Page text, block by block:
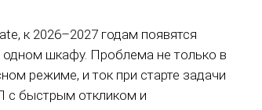
к 2026–2027 годам появятся
одном шкафу. Проблема не только в
режиме, и ток при старте задачи
с быстрым откликом и